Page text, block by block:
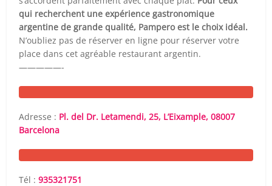
qui recherchent une expérience gastronomique
argentine de grande qualité, Pampero est le choix idéal.
N’oubliez pas de réserver en ligne pour réserver votre
place dans cet agréable restaurant argentin.
—————-
Adresse : Pl. del Dr. Letamendi, 25, L’Eixample, 08007
Barcelona
Tél :935321751